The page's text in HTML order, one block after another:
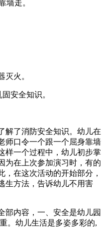
墙走。
灭火。
安全知识。
解了消防安全知识。幼儿在
师口令一个跟一个屈身靠墙
样一个过程中，幼儿初步掌
为在上次参加演习时，有的
在这次活动的开始部分，
生方法，告诉幼儿不用害
部内容，一、安全是幼儿园
。幼儿生活是多姿多彩的,